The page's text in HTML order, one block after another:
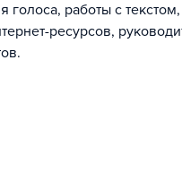
работы с
ресурсов,